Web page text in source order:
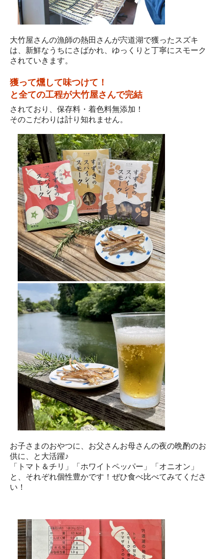
大竹屋さんの漁師の熱田さんが宍道湖で獲ったスズキ
は、新鮮なうちにさばかれ、ゆっくりと丁寧にスモーク
されていきます。
獲って燻して味つけて！
と全ての工程が大竹屋さんで完結
されており、保存料・着色料無添加！
そのこだわりは計り知れません。
お子さまのおやつに、お父さんお母さんの夜の晩酌のお
供に、と大活躍♪
「トマト＆チリ」「ホワイトペッパー」「オニオン」
と、それぞれ個性豊かです！ぜひ食べ比べてみてくださ
い！